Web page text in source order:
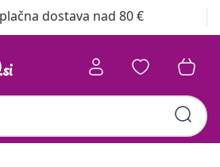
dostava nad 80 €